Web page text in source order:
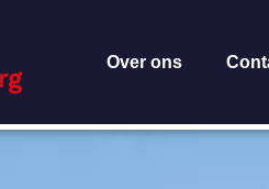
Over ons